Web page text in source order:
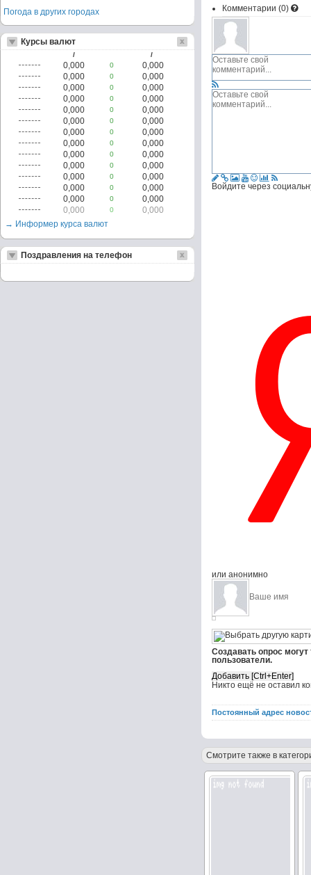
Комментарии (0)
Войдите через
или анонимно
Создавать опрос
пользователи.
Никто ещё не оставил
Постоянный адрес
Смотрите также в
Погода в других городах
Курсы валют
/ /
0,000 0
0,000
0,000
0
0,000
0,000
0
0,000
0,000
0
0,000
0,000
0
0,000
0,000
0
0,000
0,000
0
0,000
0,000
0
0,000
0,000
0
0,000
0,000
0
0,000
0,000
0
0,000
0,000
0
0,000
0,000
0
0,000
0,000
0
0,000
→ Информер курса валют
Поздравления на телефон